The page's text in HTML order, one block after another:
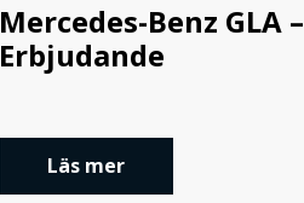
Mercedes-Benz GLA –
Erbjudande
Läs mer